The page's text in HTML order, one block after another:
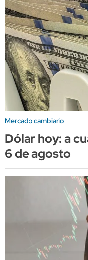
Mercado cambiario
Dólar hoy: a
6 de agosto